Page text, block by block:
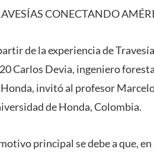
CONECTANDO
de la experiencia de
Carlos Devia, ingeniero
invitó al profesor
de Honda, Colombia.
principal se debe a que,